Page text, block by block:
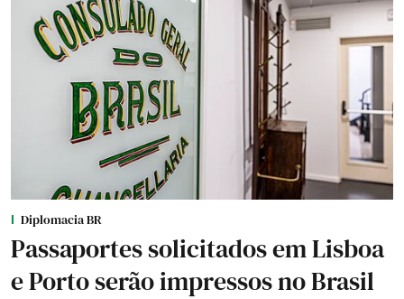
Diplomacia BR
Passaportes solicitados em Lisboa
e Porto serão impressos no Brasil